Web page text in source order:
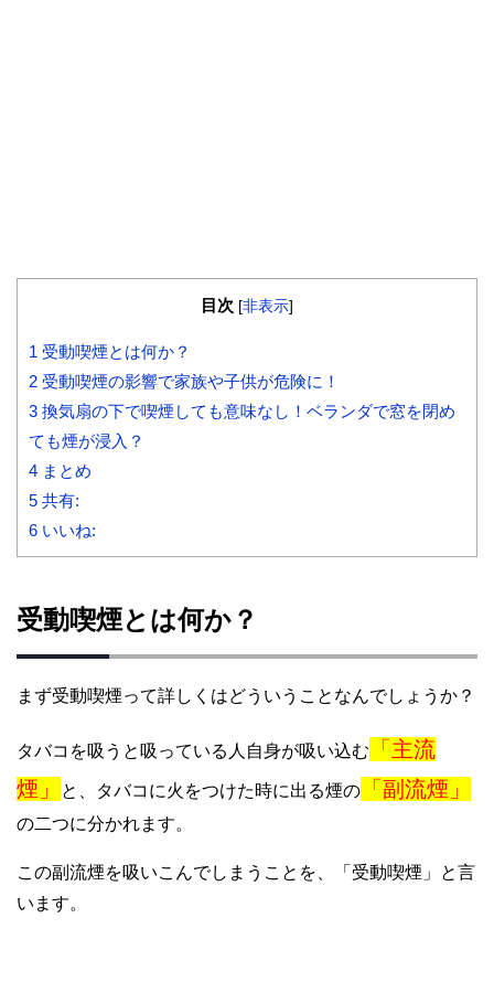
目次 [非表示]
1 受動喫煙とは何か？
2 受動喫煙の影響で家族や子供が危険に！
3 換気扇の下で喫煙しても意味なし！ベランダで窓を閉め
ても煙が浸入？
4 まとめ
5 共有:
6 いいね:
受動喫煙とは何か？
まず受動喫煙って詳しくはどういうことなんでしょうか？
タバコを吸うと吸っている人自身が吸い込む
「主流
煙」
と、タバコに火をつけた時に出る煙の 「副流煙」
の二つに分かれます。
この副流煙を吸いこんでしまうことを、「受動喫煙」と言
います。